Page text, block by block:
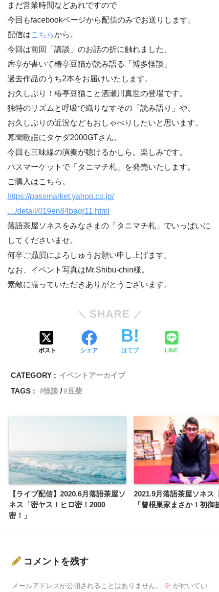
まだ営業時間などあれですので
今回もfacebookページから配信のみでお送りします。
配信はこちらから。
今回は前回「講談」のお話の折に触れました、
席亭が書いて椿亭豆猫が読み語る「博多怪談」
過去作品のうち2本をお届けいたします。
お久しぶり！椿亭豆猫こと酒瀬川真世の登場です。
独特のリズムと呼吸で織りなすその「読み語り」や、
お久しぶりの近況などもおしゃべりしたいと思います。
幕間歌謡にタケダ2000GTさん。
今回も三味線の演奏が聴けるかしら。楽しみです。
パスマーケットで「タニマチ札」を発売いたします。
ご購入はこちら。
https://passmarket.yahoo.co.jp/
…/detail/019en84bagr11.html
落語茶屋ソネスをみなさまの「タニマチ札」でいっぱいに
してくださいませ。
何卒ご贔屓によろしゅうお願い申し上げます。
なお、イベント写真はMr.Shibu-chin様。
素敵に撮っていただきありがとうございます。
SHARE
ポスト シェア はてブ LINE
CATEGORY : イベントアーカイブ
TAGS :
怪談 豆柴
【ライブ配信】2020.6月落語茶屋ソ
ネス「密ヤス！ヒロ密！2000
密！」
2021.9月落語茶屋ソネス
「曾根巣家まさか！初御
コメントを残す
メールアドレスが公開されることはありません。 ※ が付いてい